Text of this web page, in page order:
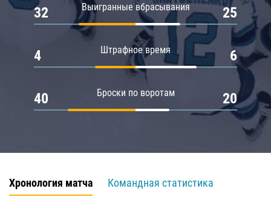
Выигранные вбрасывания
32 25
Штрафное время
4 6
Броски по воротам
40 20
Хронология матча
Командная статистика